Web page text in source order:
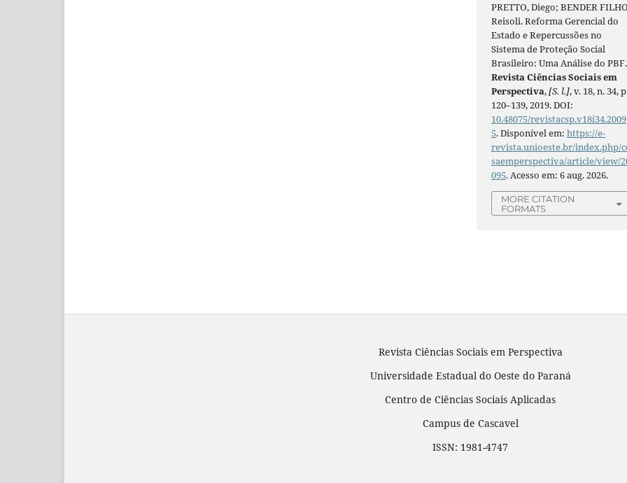
PRETTO, Diego; BENDER
Reisoli. Reforma Gerencial do
Estado e Repercussões no
Sistema de Proteção Social
Brasileiro: Uma Análise do PBF.
Revista Ciências Sociais em
Perspectiva,[S. l.], v. 18, n. 34,
120–139, 2019. DOI:
10.48075/revistacsp.v18i34.2009
5. Disponível em:https://e-
revista.unioeste.br/index.php/
saemperspectiva/article/view/
095. Acesso em: 6 aug. 2026.
MORE CITATION
FORMATS
Revista Ciências Sociais em Perspectiva
Universidade Estadual do Oeste do Paraná
Centro de Ciências Sociais Aplicadas
Campus de Cascavel
ISSN: 1981-4747